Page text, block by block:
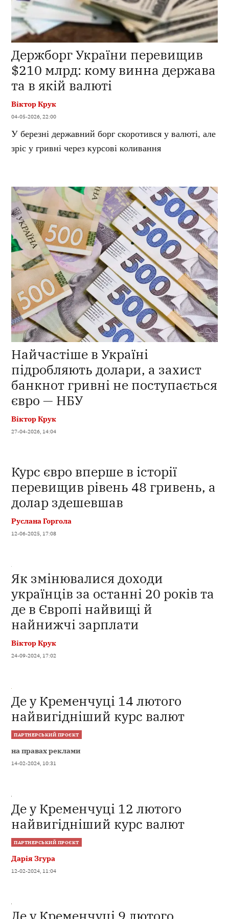
Держборг України перевищив
$210 млрд: кому винна держава
та в якій валюті
Віктор Крук
04-05-2026, 22:00
У березні державний борг скоротився у валюті, але
зріс у гривні через курсові коливання
Найчастіше в Україні
підробляють долари, а захист
банкнот гривні не поступається
євро — НБУ
Віктор Крук
27-04-2026, 14:04
Курс євро вперше в історії
перевищив рівень 48 гривень, а
долар здешевшав
Руслана Горгола
12-06-2025, 17:08
Як змінювалися доходи
українців за останні 20 років та
де в Європі найвищі й
найнижчі зарплати
Віктор Крук
24-09-2024, 17:02
Де у Кременчуці 14 лютого
найвигідніший курс валют
ПАРТНЕРСЬКИЙ ПРОЄКТ
на правах реклами
14-02-2024, 10:31
Де у Кременчуці 12 лютого
найвигідніший курс валют
ПАРТНЕРСЬКИЙ ПРОЄКТ
Дарія Згура
12-02-2024, 11:04